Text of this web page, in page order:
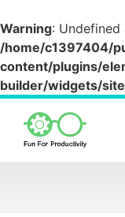
Warning:
/home/c1397404/
content/plugins/
builder/widgets/